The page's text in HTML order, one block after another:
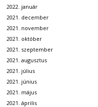
2022. január
2021. december
2021. november
2021. október
2021. szeptember
2021. augusztus
2021. július
2021. június
2021. május
2021. április